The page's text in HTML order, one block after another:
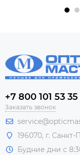
+7 800 101 53 35
Заказать звонок
196070, г.
Будние дни с